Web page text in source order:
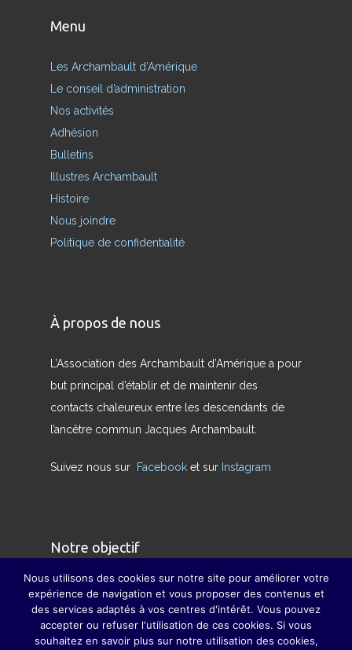
Menu
Les Archambault d’Amérique
Le conseil d’administration
Nos activités
Adhésion
Bulletins
Illustres Archambault
Histoire
Nous joindre
Politique de confidentialité
À propos de nous
L’Association des Archambault d’Amérique a pour
but principal d’établir et de maintenir des
contacts chaleureux entre les descendants de
l’ancêtre commun Jacques Archambault.
Suivez nous sur Facebook et sur Instagram
Notre objectif
Nous avons pour but de redonner son sens
véritable à la famille et à pallier, dans la mesure
du possible, la disparition des grandes fêtes de
Nous utilisons des cookies sur notre site pour améliorer votre
expérience de navigation et vous proposer des contenus et
des services adaptés à vos centres d'intérêt. Vous pouvez
accepter ou refuser l'utilisation de ces cookies. Si vous
souhaitez en savoir plus sur notre utilisation des cookies,